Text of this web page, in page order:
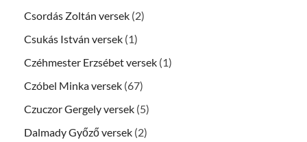
Csordás Zoltán versek (2)
Csukás István versek (1)
Czéhmester Erzsébet versek (1)
Czóbel Minka versek (67)
Czuczor Gergely versek (5)
Dalmady Győző versek (2)